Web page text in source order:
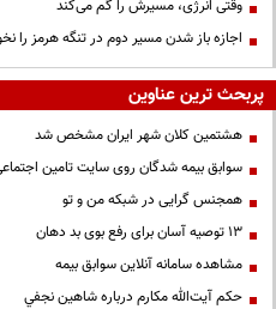
وقتی انرژی، مسیرش را گم می‌کند
اجازه باز شدن مسیر دوم در تنگه هرمز را
پربحث ترین عناوین
هشتمین کلان شهر ایران مشخص شد
سوابق بیمه شدگان روی سایت تامین
همجنس گرایی در شبکه من و تو
13 توصیه آسان برای رفع بوی بد دهان
مشاهده سامانه آنلاين سوابق بیمه
حكم آيت‌الله مكارم درباره شاهين نجفي